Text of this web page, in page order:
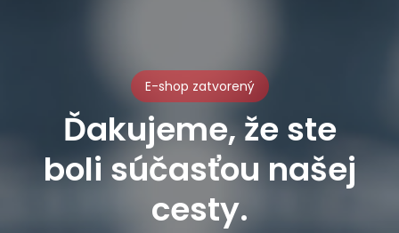
E-shop zatvorený
Ďakujeme, že ste
boli súčasťou našej
cesty.